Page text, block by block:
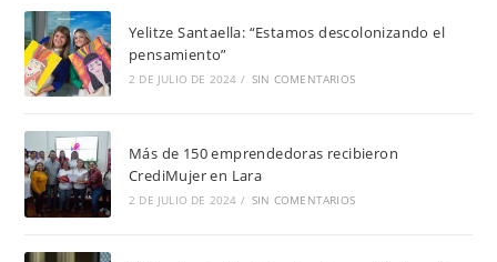
Yelitze Santaella: “Estamos descolonizando el
pensamiento”
2 DE JULIO DE 2024 / SIN COMENTARIOS
Más de 150 emprendedoras recibieron
CrediMujer en Lara
2 DE JULIO DE 2024 / SIN COMENTARIOS